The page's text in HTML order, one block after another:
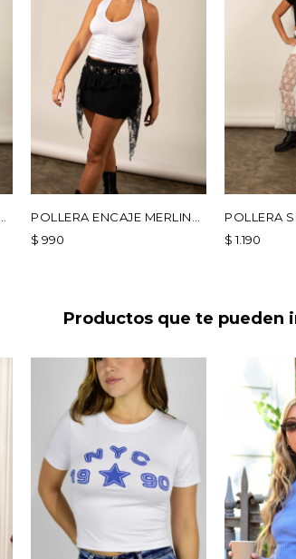
POLLERA ENCAJE MERLINA
- NEGRO
$ 990
POLLERA
BLANCA
$ 1.190
Productos que te pueden